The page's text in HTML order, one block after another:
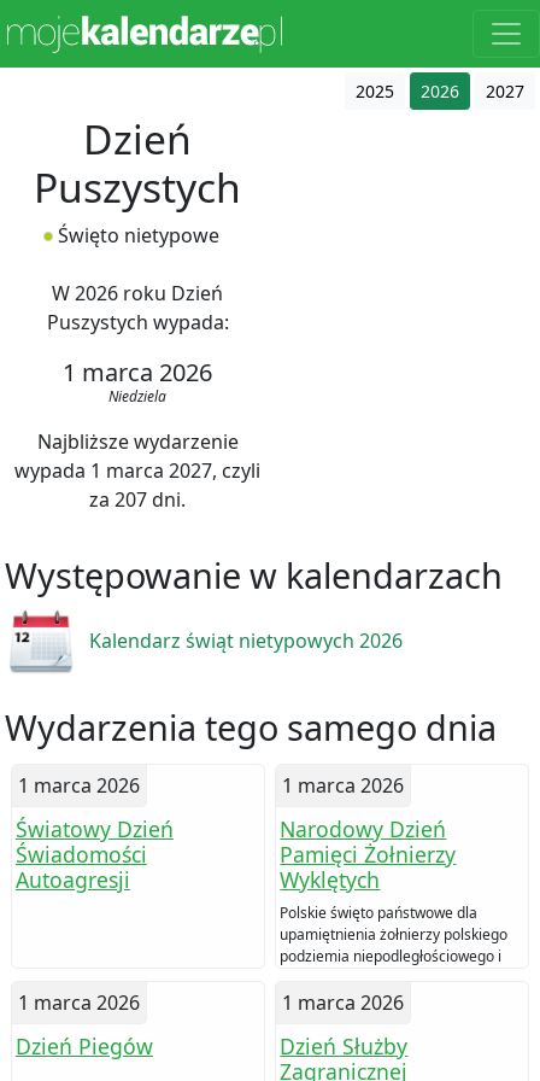
2025 2026 2027
Dzień
Puszystych
Święto nietypowe
W 2026 roku Dzień
Puszystych wypada:
1 marca 2026
Niedziela
Najbliższe wydarzenie
wypada 1 marca 2027, czyli
za 207 dni.
Występowanie w kalendarzach
Kalendarz świąt nietypowych 2026
Wydarzenia tego samego dnia
1 marca 2026
Światowy Dzień
Świadomości
Autoagresji
1 marca 2026
Narodowy Dzień
Pamięci Żołnierzy
Wyklętych
Polskie święto państwowe dla
upamiętnienia żołnierzy polskiego
podziemia niepodległościowego i
1 marca 2026
Dzień Piegów
1 marca 2026
Dzień Służby
Zagranicznej